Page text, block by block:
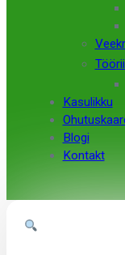
Kasulikku
Blogi
Kontakt